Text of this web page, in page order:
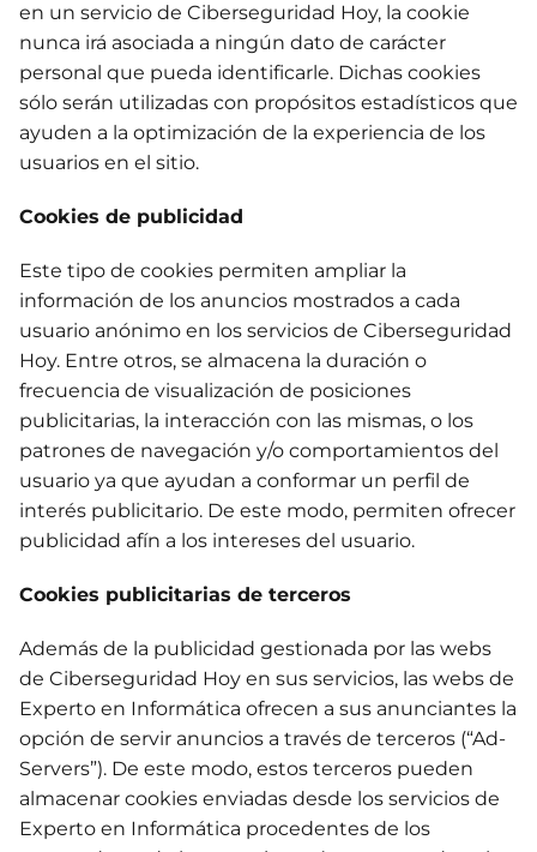
en un servicio de Ciberseguridad Hoy, la cookie
nunca irá asociada a ningún dato de carácter
personal que pueda identificarle. Dichas cookies
sólo serán utilizadas con propósitos estadísticos que
ayuden a la optimización de la experiencia de los
usuarios en el sitio.
Cookies de publicidad
Este tipo de cookies permiten ampliar la
información de los anuncios mostrados a cada
usuario anónimo en los servicios de Ciberseguridad
Hoy. Entre otros, se almacena la duración o
frecuencia de visualización de posiciones
publicitarias, la interacción con las mismas, o los
patrones de navegación y/o comportamientos del
usuario ya que ayudan a conformar un perfil de
interés publicitario. De este modo, permiten ofrecer
publicidad afín a los intereses del usuario.
Cookies publicitarias de terceros
Además de la publicidad gestionada por las webs
de Ciberseguridad Hoy en sus servicios, las webs de
Experto en Informática ofrecen a sus anunciantes la
opción de servir anuncios a través de terceros (“Ad-
Servers”). De este modo, estos terceros pueden
almacenar cookies enviadas desde los servicios de
Experto en Informática procedentes de los